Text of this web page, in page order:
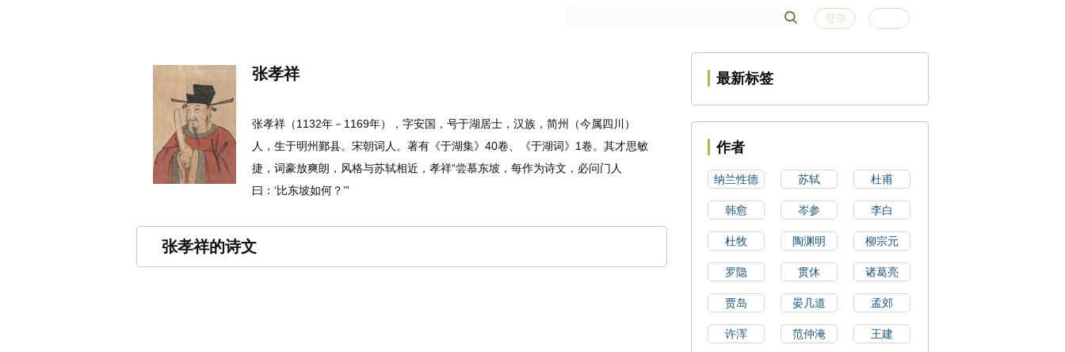
登录
张孝祥
张孝祥（1132年－1169年），字安国，号于湖居士，汉族，简州（今属四川）
人，生于明州鄞县。宋朝词人。著有《于湖集》40卷、《于湖词》1卷。其才思敏
捷，词豪放爽朗，风格与苏轼相近，孝祥“尝慕东坡，每作为诗文，必问门人
曰：‘比东坡如何？’”
张孝祥的诗文
最新标签
作者
纳兰性德 苏轼 杜甫
韩愈 岑参 李白
杜牧 陶渊明 柳宗元
罗隐 贯休 诸葛亮
贾岛 晏几道 孟郊
许浑 范仲淹 王建